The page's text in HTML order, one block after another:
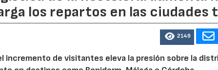
los repartos en las ciudades
2149
incremento de visitantes eleva la presión sobre la